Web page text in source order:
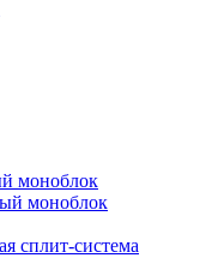
моноблок
моноблок
сплит-система